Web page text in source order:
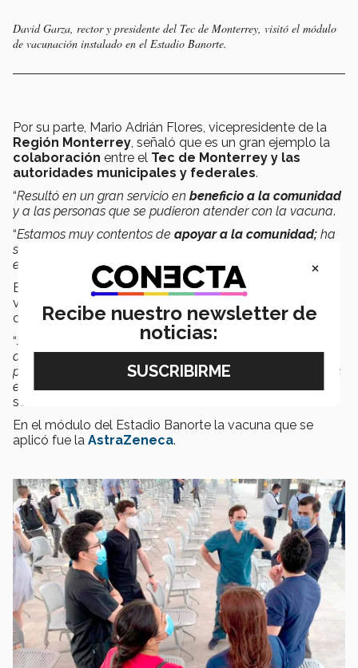
David Garza, rector y presidente del Tec de Monterrey, visitó el módulo
de vacunación instalado en el Estadio Banorte.
Por su parte, Mario Adrián Flores, vicepresidente de la
Región Monterrey , señaló que es un gran ejemplo la
colaboración entre el Tec de Monterrey y las
autoridades municipales y federales.
“Resultó en un gran servicio en beneficio a la comunidad
y a las personas que se pudieron atender con la vacuna.
“Estamos muy contentos de apoyar a la comunidad; ha
sido el esfuerzo de mucha gente que ha trabajado en
este proyecto
”, manifestó.
El directivo también agradeció el trabajo de los
voluntarios y personal de la institución, ya que
cumplieron con las expectativas.
“Se logró atender de manera muy ágil y eficiente la
aplicación de la vacuna, lo cual nos da mucho gusto
porque una gran parte de la población mayor de 60 años
está vacunada y pusimos nuestro granito de arena
señaló.
En el módulo del Estadio Banorte la vacuna que se
aplicó fue la AstraZeneca.
×
Recibe nuestro newsletter de
noticias: